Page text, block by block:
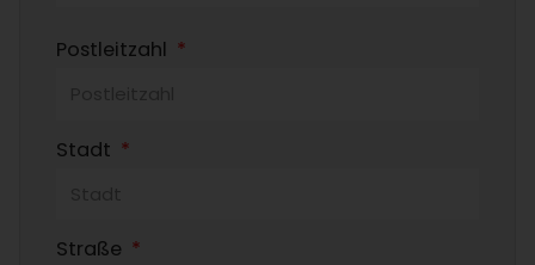
Postleitzahl
Stadt
Straße